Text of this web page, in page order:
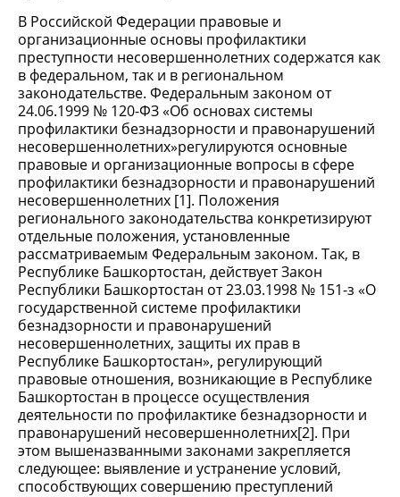
В Российской Федерации правовые и
организационные основы профилактики
преступности несовершеннолетних содержатся как
в федеральном, так и в региональном
законодательстве. Федеральным законом от
24.06.1999 № 120-ФЗ «Об основах системы
профилактики безнадзорности и правонарушений
несовершеннолетних»регулируются основные
правовые и организационные вопросы в сфере
профилактики безнадзорности и правонарушений
несовершеннолетних [1]. Положения
регионального законодательства конкретизируют
отдельные положения, установленные
рассматриваемым Федеральным законом. Так, в
Республике Башкортостан, действует Закон
Республики Башкортостан от 23.03.1998 № 151-з «О
государственной системе профилактики
безнадзорности и правонарушений
несовершеннолетних, защиты их прав в
Республике Башкортостан», регулирующий
правовые отношения, возникающие в Республике
Башкортостан в процессе осуществления
деятельности по профилактике безнадзорности и
правонарушений несовершеннолетних[2]. При
этом вышеназванными законами закрепляется
следующее: выявление и устранение условий,
способствующих совершению преступлений